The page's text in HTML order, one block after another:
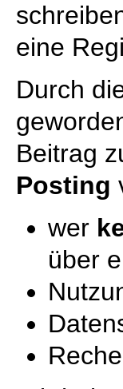
eine
Durch
Beitrag
Posting
wer
über